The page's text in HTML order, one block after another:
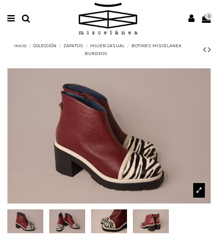
0
Inicio COLECCIÓN ZAPATOS MUJER CASUAL
BOTINES MISCELANEA
BURDEOS